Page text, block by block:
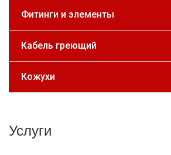
Фитинги и элементы
Кабель греющий
Кожухи
Услуги